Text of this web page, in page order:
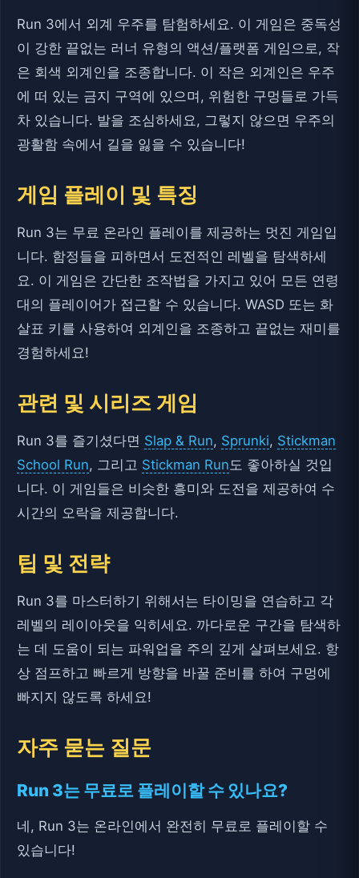
Run 3에서 외계 우주를 탐험하세요. 이 게임은 중독성
이 강한 끝없는 러너 유형의 액션/플랫폼 게임으로, 작
은 회색 외계인을 조종합니다. 이 작은 외계인은 우주
에 떠 있는 금지 구역에 있으며, 위험한 구멍들로 가득
차 있습니다. 발을 조심하세요, 그렇지 않으면 우주의
광활함 속에서 길을 잃을 수 있습니다!
게임 플레이 및 특징
Run 3는 무료 온라인 플레이를 제공하는 멋진 게임입
니다. 함정들을 피하면서 도전적인 레벨을 탐색하세
요. 이 게임은 간단한 조작법을 가지고 있어 모든 연령
대의 플레이어가 접근할 수 있습니다. WASD 또는 화
살표 키를 사용하여 외계인을 조종하고 끝없는 재미를
경험하세요!
관련 및 시리즈 게임
Run 3를 즐기셨다면 Slap & Run, Sprunki, Stickman
School Run, 그리고 Stickman Run 도 좋아하실 것입
니다. 이 게임들은 비슷한 흥미와 도전을 제공하여 수
시간의 오락을 제공합니다.
팁 및 전략
Run 3를 마스터하기 위해서는 타이밍을 연습하고 각
레벨의 레이아웃을 익히세요. 까다로운 구간을 탐색하
는 데 도움이 되는 파워업을 주의 깊게 살펴보세요. 항
상 점프하고 빠르게 방향을 바꿀 준비를 하여 구멍에
빠지지 않도록 하세요!
자주 묻는 질문
Run 3는 무료로 플레이할 수 있나요?
네, Run 3는 온라인에서 완전히 무료로 플레이할 수
있습니다!